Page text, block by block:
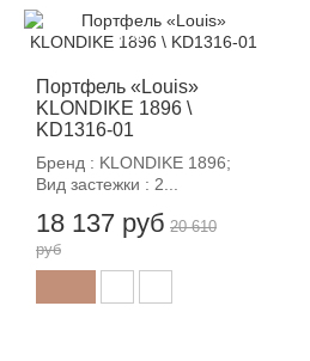
Портфель «Louis»
KLONDIKE 1896 \
KD1316-01
Бренд : KLONDIKE 1896;
Вид застежки : 2...
18 137 руб
-12%
20 610
руб